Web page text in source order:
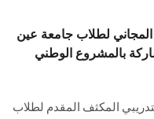
المجاني لطلاب جامعة عين
بالمشروع الوطني
المكثف المقدم لطلاب